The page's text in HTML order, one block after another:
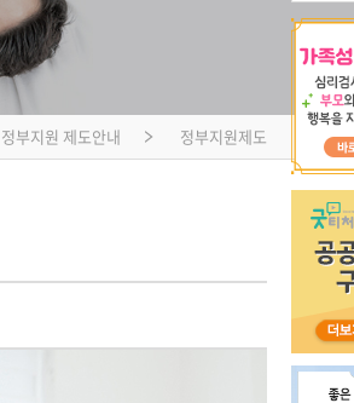
문제행동 지원하Key
선배교사가 알려주는
재료야 놀자
정부지원 제도안내 정부지원제도